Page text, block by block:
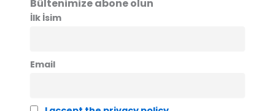
Bültenimize abone olun
İlk İsim
Email